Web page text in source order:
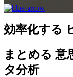
効率化する
まとめる 意
タ分析